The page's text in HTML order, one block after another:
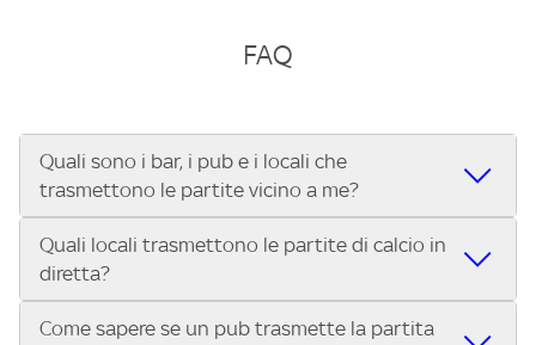
FAQ
Quali sono i bar, i pub e i locali che
trasmettono le partite vicino a me?
Se cerchi un bar, pub, ristorante o locale vicino a te per
vedere le partite di Serie A ENILIVE, la Serie C Sky Wifi, la
UEFA Champions League, la UEFA Europa League, la UEFA
Conference League, il Tennis, la Formula 1®, la MotoGP™ e
Quali locali trasmettono le partite di calcio in
diretta?
Vuoi sapere quali bar, pub o ristoranti mostrano le partite
Come sapere se un pub trasmette la partita